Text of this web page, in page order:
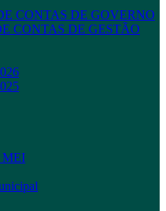
CONTAS DE GOVERNO
CONTAS DE GESTÃO
MEI